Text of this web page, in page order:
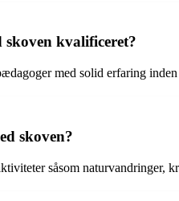
skoven kvalificeret?
med solid erfaring
skoven?
såsom naturvandringer,